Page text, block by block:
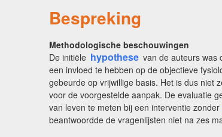
Bespreking
Methodologische beschouwingen
De initiële hypothese van de auteurs was
een invloed te hebben op de objectieve
gebeurde op vrijwillige basis. Het is dus niet
voor de voorgestelde aanpak. De evaluatie
van leven te meten bij een interventie zonder
beantwoordde de vragenlijsten niet na zes